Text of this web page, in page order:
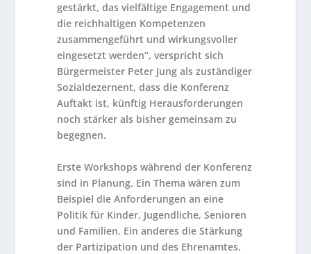
gestärkt, das vielfältige Engagement und
die reichhaltigen Kompetenzen
zusammengeführt und wirkungsvoller
eingesetzt werden“, verspricht sich
Bürgermeister Peter Jung als zuständiger
Sozialdezernent, dass die Konferenz
Auftakt ist, künftig Herausforderungen
noch stärker als bisher gemeinsam zu
begegnen.
Erste Workshops während der Konferenz
sind in Planung. Ein Thema wären zum
Beispiel die Anforderungen an eine
Politik für Kinder, Jugendliche, Senioren
und Familien. Ein anderes die Stärkung
der Partizipation und des Ehrenamtes.